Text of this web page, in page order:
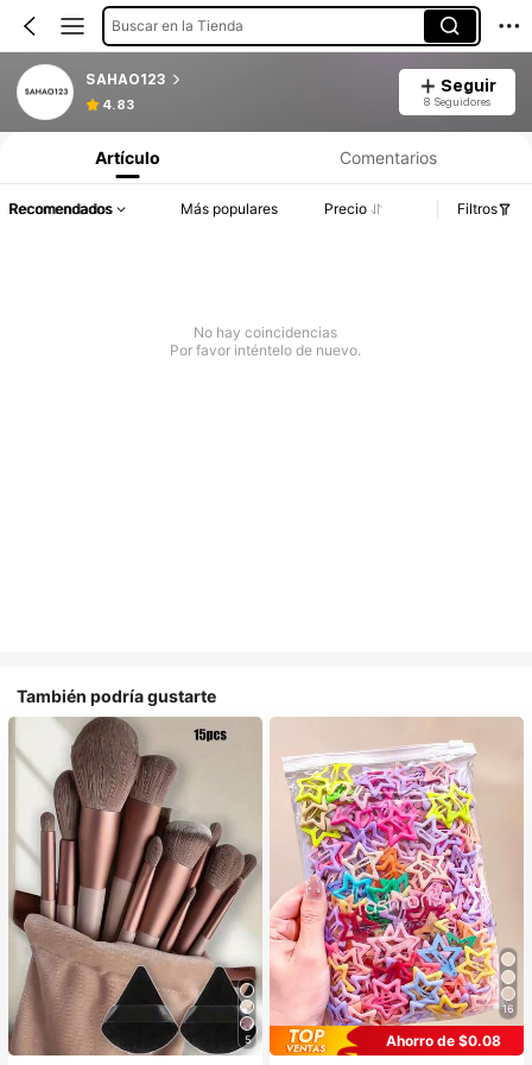
Buscar en la Tienda
SAHAO123
4.83
Seguir
8 Seguidores
Artículo Comentarios
Recomendados Más populares Precio Filtros
No hay coincidencias
Por favor inténtelo de nuevo.
También podría gustarte
5
16
Ahorro de $0.08